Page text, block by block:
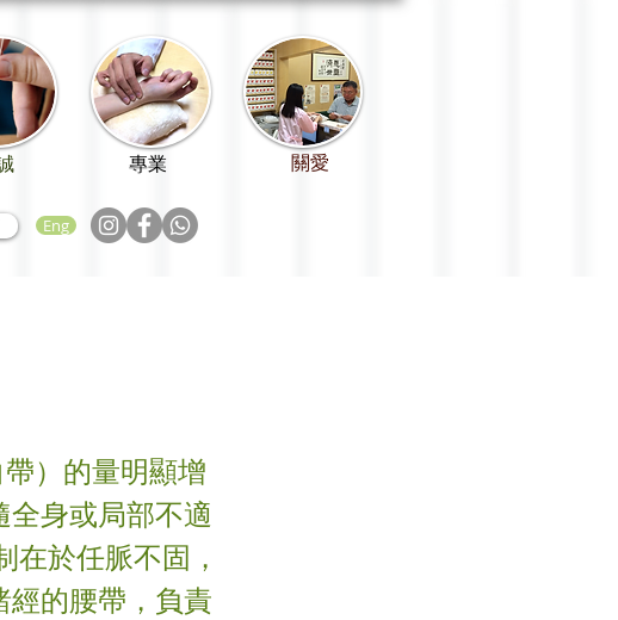
Eng
專業 關愛
）的量明顯增
身或局部不適
於任脈不固，
的腰帶，負責